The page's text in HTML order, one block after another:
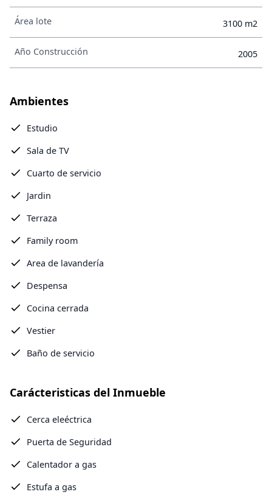
Área lote 3100 m2
Año Construcción 2005
Ambientes
Estudio
Sala de TV
Cuarto de servicio
Jardin
Terraza
Family room
Area de lavandería
Despensa
Cocina cerrada
Vestier
Baño de servicio
Carácteristicas del Inmueble
Cerca eleéctrica
Puerta de Seguridad
Calentador a gas
Estufa a gas